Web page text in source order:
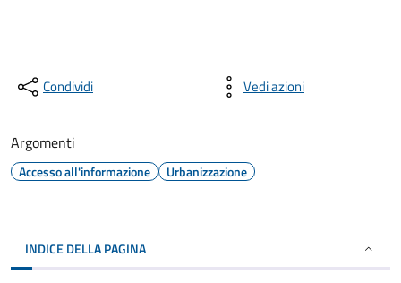
Condividi Vedi azioni
Argomenti
Accesso all'informazione Urbanizzazione
INDICE DELLA PAGINA